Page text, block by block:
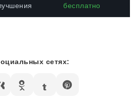
бесплатно
сетях: